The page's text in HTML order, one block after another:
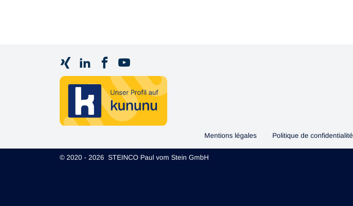
Mentions légales Politique de confidentialité
© 2020 - 2026 STEINCO Paul vom Stein GmbH